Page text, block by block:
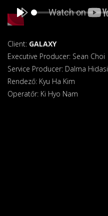
Play
Seek
Client: GALAXY
Executive Producer: Sean Choi
Service Producer: Dalma Hidasi
Rendező: Kyu Ha Kim
Operatőr: Ki Hyo Nam